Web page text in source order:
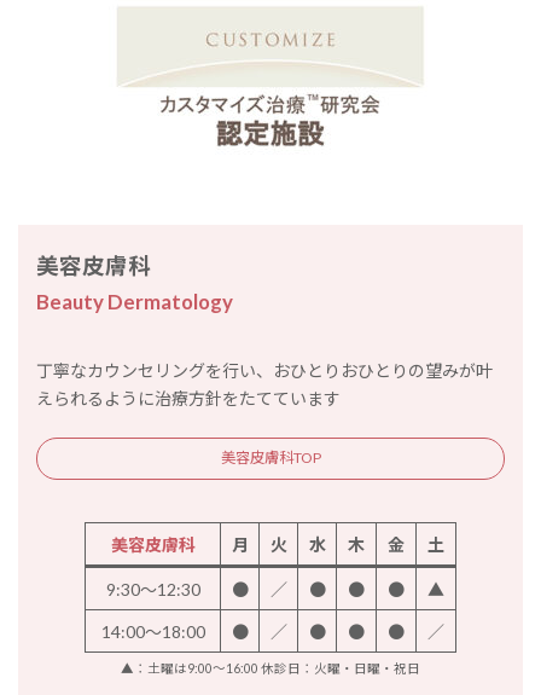
美容皮膚科
Beauty Dermatology
丁寧なカウンセリングを行い、おひとりおひとりの望みが叶
えられるように治療方針をたてています
美容皮膚科TOP
美容皮膚科 月 火 水 木 金 土
9:30～12:30 ● ／ ● ● ● ▲
14:00～18:00 ● ／ ● ● ● ／
▲：土曜は9:00～16:00 休診日：火曜・日曜・祝日